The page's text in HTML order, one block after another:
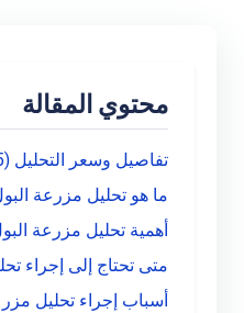
محتوي المقالة
تفاصيل وسعر التحليل (2025)
ما هو تحليل مزرعة
أهمية تحليل مزرعة
متى تحتاج إلى إجراء
أسباب إجراء تحليل